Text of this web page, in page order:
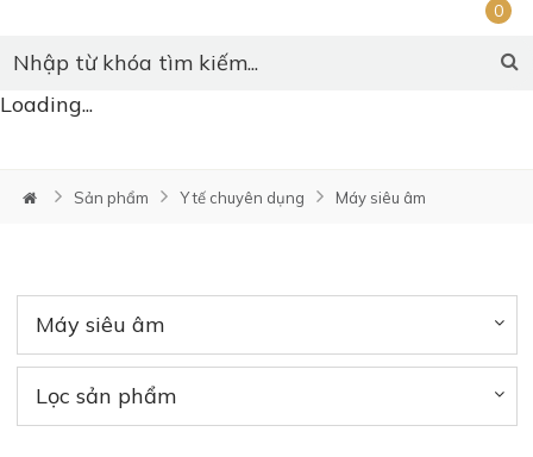
0
Loading...
Sản phẩm Y tế chuyên dụng Máy siêu âm
Máy siêu âm
Lọc sản phẩm